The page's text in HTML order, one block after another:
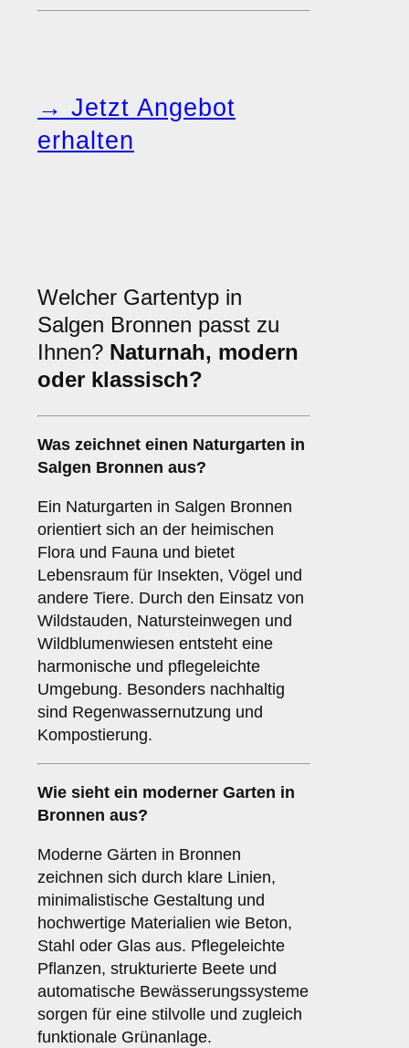
→ Jetzt Angebot
erhalten
Welcher Gartentyp in
Salgen Bronnen passt zu
Ihnen? Naturnah, modern
oder klassisch?
Was zeichnet einen Naturgarten in
Salgen Bronnen aus?
Ein Naturgarten in Salgen Bronnen
orientiert sich an der heimischen
Flora und Fauna und bietet
Lebensraum für Insekten, Vögel und
andere Tiere. Durch den Einsatz von
Wildstauden, Natursteinwegen und
Wildblumenwiesen entsteht eine
harmonische und pflegeleichte
Umgebung. Besonders nachhaltig
sind Regenwassernutzung und
Kompostierung.
Wie sieht ein moderner Garten in
Bronnen aus?
Moderne Gärten in Bronnen
zeichnen sich durch klare Linien,
minimalistische Gestaltung und
hochwertige Materialien wie Beton,
Stahl oder Glas aus. Pflegeleichte
Pflanzen, strukturierte Beete und
automatische Bewässerungssysteme
sorgen für eine stilvolle und zugleich
funktionale Grünanlage.